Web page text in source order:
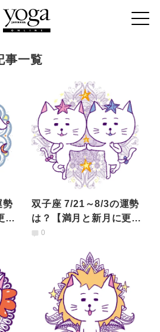
事一覧
勢
双子座 7/21～8/3の運勢
は？【満月と新月に更
新！インド占星術】
0